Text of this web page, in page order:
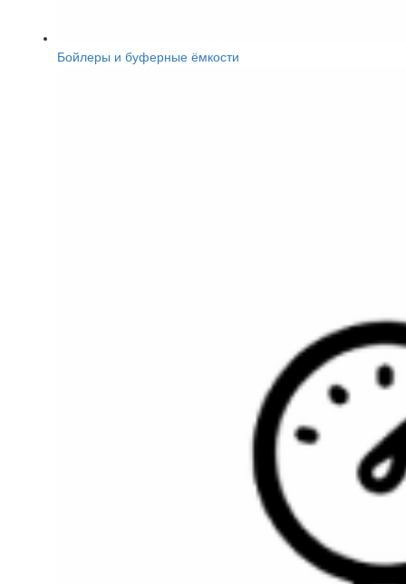
Бойлеры и буферные ёмкости